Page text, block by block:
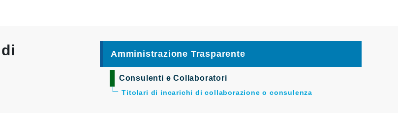
Amministrazione Trasparente
Consulenti e Collaboratori
Titolari di incarichi di collaborazione o consulenza